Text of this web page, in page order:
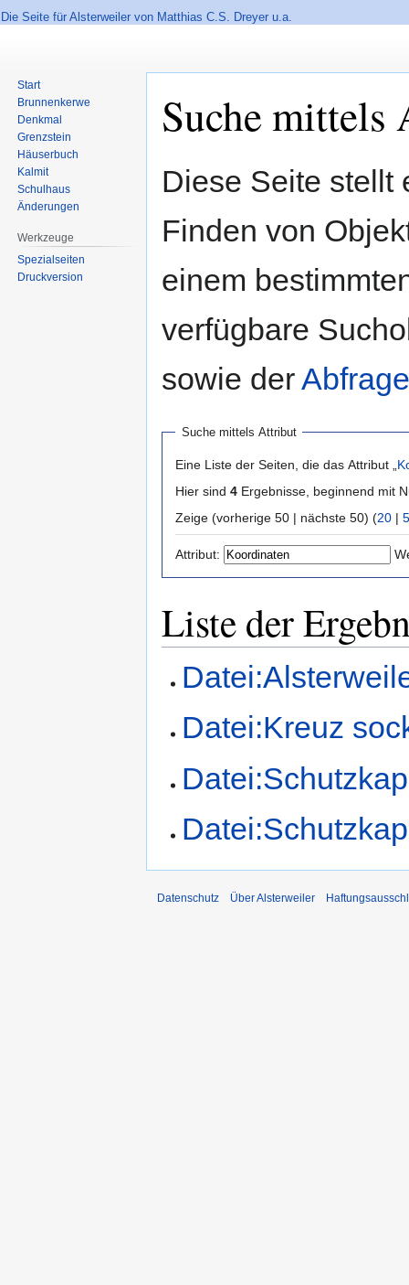
Die Seite für Alsterweiler von Matthias C.S. Dreyer u.a.
Suche
Navigation
Suche
Diese Seite
Finden von
einem
verfügbare
sowie der
Suche mittels Attribut
Eine Liste der Seiten, die das Attribut „
Hier sind 4 Ergebnisse, beginnend mit
Zeige (vorherige 50 | nächste 50) (20 |
Attribut:
Liste der
Datei:Kreuz
Start
Brunnenkerwe
Denkmal
Grenzstein
Häuserbuch
Kalmit
Schulhaus
Änderungen
Werkzeuge
Spezialseiten
Druckversion
Datenschutz Über Alsterweiler